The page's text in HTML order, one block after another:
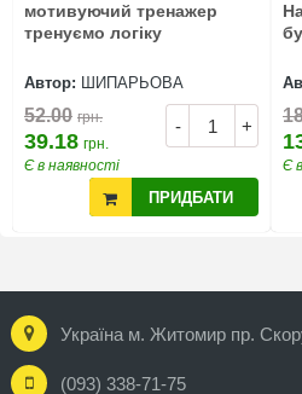
мотивуючий тренажер
тренуємо логіку
Автор: ШИПАРЬОВА
- +
52.00 грн.
39.18 грн.
Є в наявності
ПРИДБАТИ
Є
Україна м. Житомир пр.
(093) 338-71-75